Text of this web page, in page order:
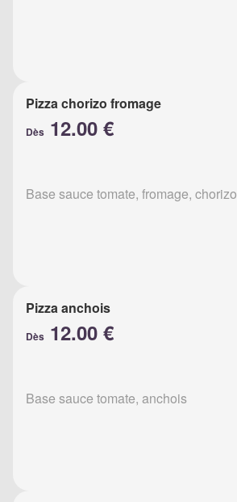
Pizza chorizo fromage
Dès 12.00 €
Base sauce tomate, fromage, chorizo
Pizza anchois
Dès 12.00 €
Base sauce tomate, anchois